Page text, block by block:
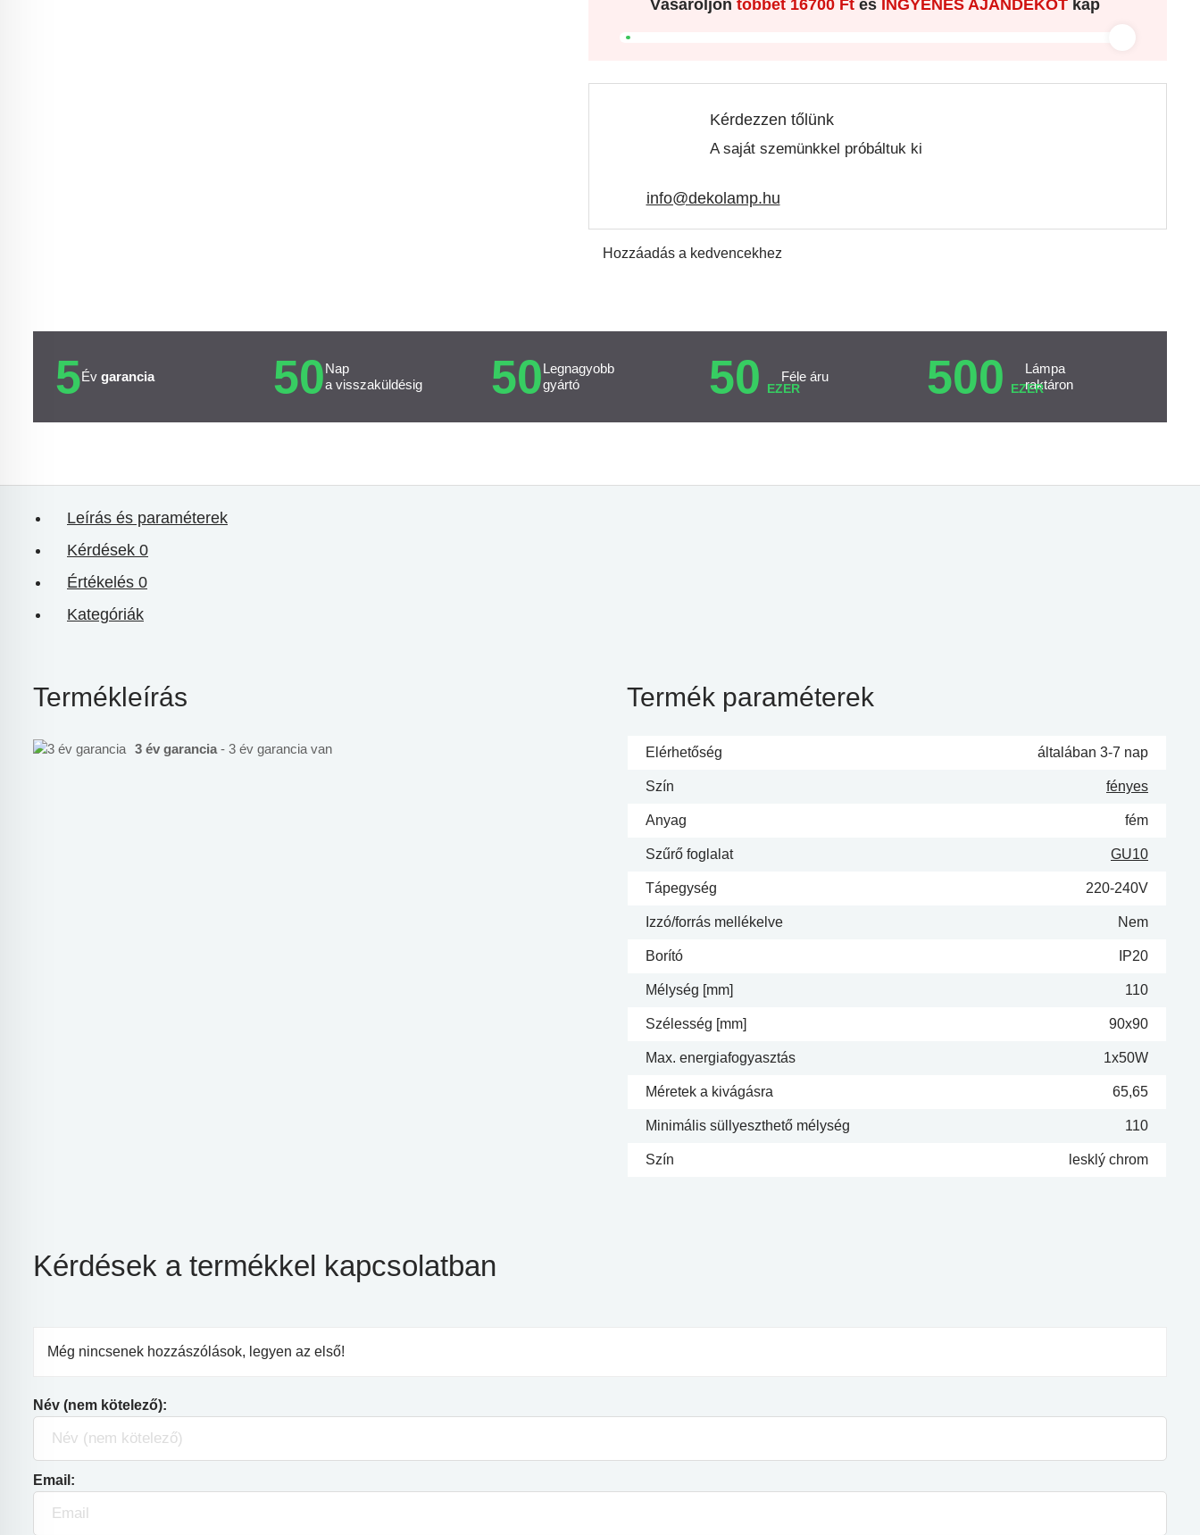
Vásároljon többet 16700 Ft és INGYENES AJÁNDÉKOT kap
Kérdezzen tőlünk
A saját szemünkkel próbáltuk ki
info@dekolamp.hu
Hozzáadás a kedvencekhez
5Év garancia 50Nap
a visszaküldésig
50Legnagyobb
gyártó
50 EZER
Féle áru 500 EZER
Lámpa
raktáron
Leírás és paraméterek
Kérdések 0
Értékelés 0
Kategóriák
Termékleírás
3 év garancia - 3 év garancia van
Termék paraméterek
Elérhetőség általában 3-7 nap
Szín fényes
Anyag fém
Szűrő foglalat GU10
Tápegység 220-240V
Izzó/forrás mellékelve Nem
Borító IP20
Mélység [mm] 110
Szélesség [mm] 90x90
Max. energiafogyasztás 1x50W
Méretek a kivágásra 65,65
Minimális süllyeszthető mélység 110
Szín lesklý chrom
Kérdések a termékkel kapcsolatban
Még nincsenek hozzászólások, legyen az első!
Név (nem kötelező):
Email: